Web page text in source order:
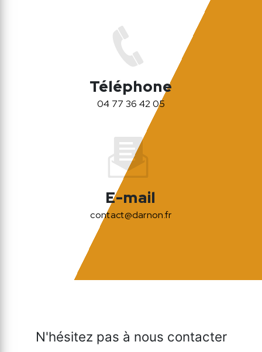
Téléphone
04 77 36 42 05
E-mail
contact@darnon.fr
N'hésitez pas à nous contacter